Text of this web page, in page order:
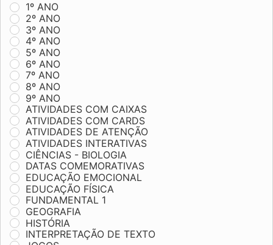
1º ANO
2º ANO
3º ANO
4º ANO
5º ANO
6º ANO
7º ANO
8º ANO
9º ANO
ATIVIDADES COM CAIXAS
ATIVIDADES COM CARDS
ATIVIDADES DE ATENÇÃO
ATIVIDADES INTERATIVAS
CIÊNCIAS - BIOLOGIA
DATAS COMEMORATIVAS
EDUCAÇÃO EMOCIONAL
EDUCAÇÃO FÍSICA
FUNDAMENTAL 1
GEOGRAFIA
HISTÓRIA
INTERPRETAÇÃO DE TEXTO